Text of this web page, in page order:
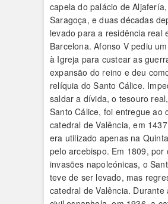
capela do palácio de
Saragoça, e duas décadas
levado para a residência real
Barcelona. Afonso V pediu
à Igreja para custear as
expansão do reino e deu
relíquia do Santo Cálice.
saldar a dívida, o tesouro
Santo Cálice, foi entregue ao
catedral de Valência, em
era utilizado apenas na
pelo arcebispo. Em 1809, por
invasões napoleónicas, o
teve de ser levado, mas
catedral de Valência. Durante